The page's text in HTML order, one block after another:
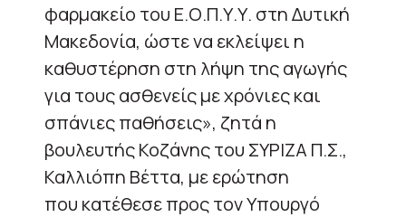
φαρμακείο του Ε.Ο.Π.Υ.Υ. στη Δυτική
Μακεδονία, ώστε να εκλείψει η
καθυστέρηση στη λήψη της αγωγής
για τους ασθενείς με χρόνιες και
σπάνιες παθήσεις», ζητά η
βουλευτής Κοζάνης του ΣΥΡΙΖΑ Π.Σ.,
Καλλιόπη Βέττα, με ερώτηση
που κατέθεσε προς τον Υπουργό